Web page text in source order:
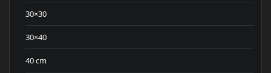
30×30
30×40
40 cm